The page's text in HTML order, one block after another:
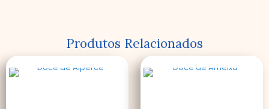
Produtos Relacionados